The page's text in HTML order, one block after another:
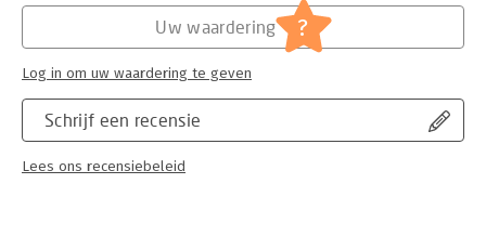
Schrijf een recensie
Lees ons recensiebeleid
Uw waardering ?
Log in om uw waardering te geven